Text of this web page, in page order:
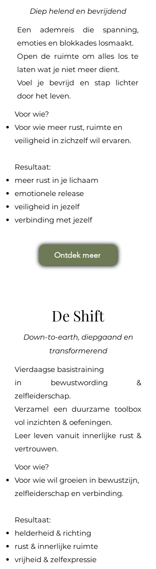
Diep helend en bevrijdend
Een ademreis die spanning,
emoties en blokkades losmaakt.
Open de ruimte om alles los te
laten wat je niet meer dient.
Voel je bevrijd en stap lichter
door het leven.
Voor wie?
Voor wie meer rust, ruimte en
veiligheid in zichzelf wil ervaren.
Resultaat:
meer rust in je lichaam
emotionele release
veiligheid in jezelf
verbinding met jezelf
Ontdek meer
De Shift
Down-to-earth, diepgaand en
transformerend
Vierdaagse basistraining
in bewustwording &
zelfleiderschap.
Verzamel een duurzame toolbox
vol inzichten & oefeningen.
Leer leven vanuit innerlijke rust &
vertrouwen.
Voor wie?
Voor wie wil groeien in bewustzijn,
zelfleiderschap en verbinding.
Resultaat:
helderheid & richting
rust & innerlijke ruimte
vrijheid & zelfexpressie